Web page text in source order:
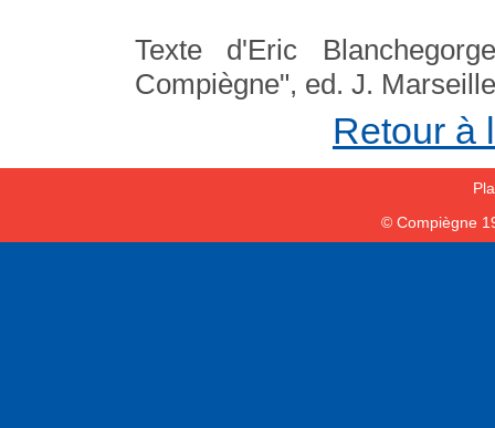
Texte d'Eric
Compiègne", ed. J. Marseille
Retour à
© Compiègne